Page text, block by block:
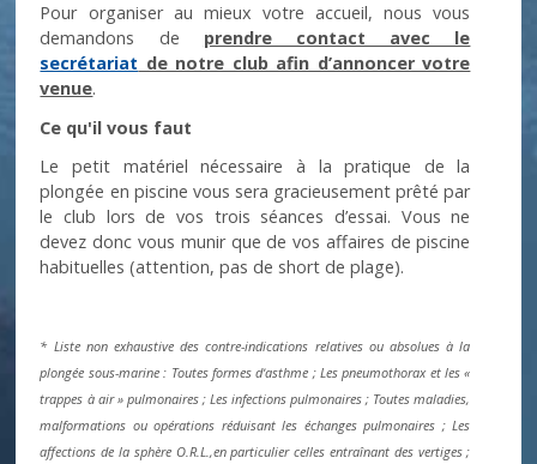
Pour organiser au mieux votre accueil, nous vous
demandons de prendre contact avec le
secrétariat de notre club afin d’annoncer votre
venue.
Ce qu'il vous faut
Le petit matériel nécessaire à la pratique de la
plongée en piscine vous sera gracieusement prêté par
le club lors de vos trois séances d’essai. Vous ne
devez donc vous munir que de vos affaires de piscine
habituelles (attention, pas de short de plage).
* Liste non exhaustive des contre-indications relatives ou absolues à la
plongée sous-marine : Toutes formes dʼasthme ; Les pneumothorax et les «
trappes à air » pulmonaires ; Les infections pulmonaires ; Toutes maladies,
malformations ou opérations réduisant les échanges pulmonaires ; Les
affections de la sphère O.R.L.,en particulier celles entraînant des vertiges ;